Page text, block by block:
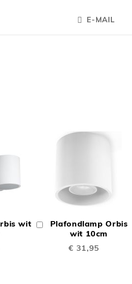
E-MAIL
wit
Plafondlamp Orbis
wit 10cm
€ 31,95
In
Winkelwagen